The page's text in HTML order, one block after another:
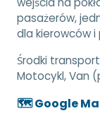
pasażerów,
dla kierowców
Środki
Motocykl, Van
🗺️ Google